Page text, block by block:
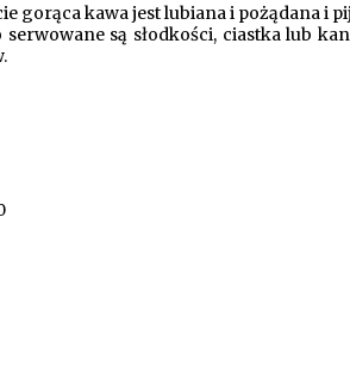
gorąca kawa jest lubiana i pożądana i
są słodkości, ciastka lub